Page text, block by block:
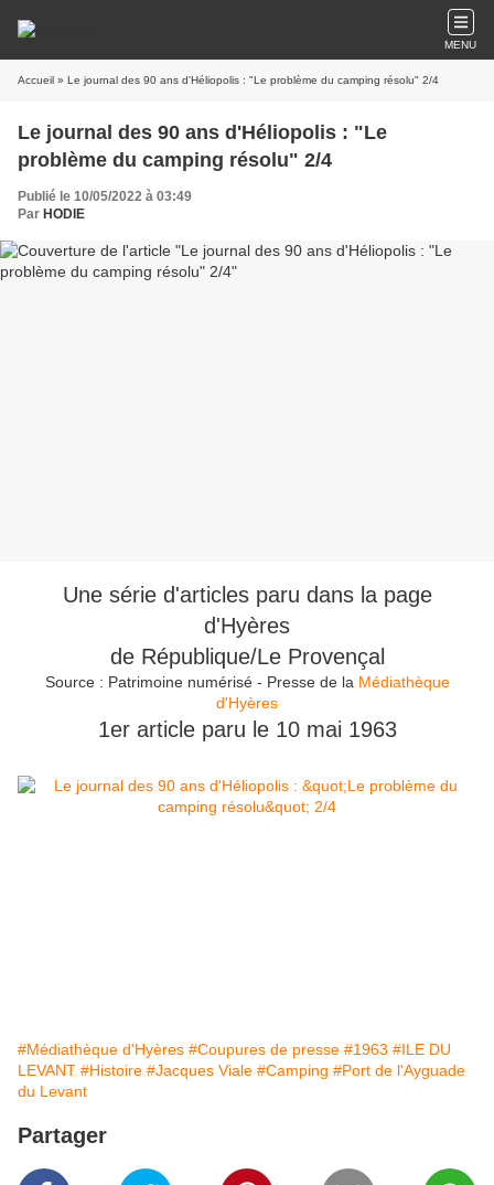
MENU
Accueil » Le journal des 90 ans d'Héliopolis : "Le problème du camping résolu" 2/4
Le journal des 90 ans d'Héliopolis : "Le
problème du camping résolu" 2/4
Publié le 10/05/2022 à 03:49
Par HODIE
Une série d'articles paru dans la page
d'Hyères
de République/Le Provençal
Source : Patrimoine numérisé - Presse de la Médiathèque
d'Hyères
1er article paru le 10 mai 1963
#Médiathèque d'Hyères #Coupures de presse #1963 #ILE DU
LEVANT #Histoire #Jacques Viale #Camping #Port de l'Ayguade
du Levant
Partager